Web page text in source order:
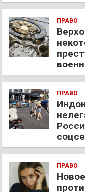
ПРАВО
ПРАВО
ПРАВО